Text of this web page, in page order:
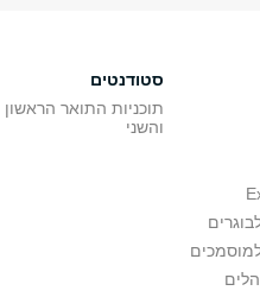
סטודנטים
תוכניות התואר הראשון
והשני